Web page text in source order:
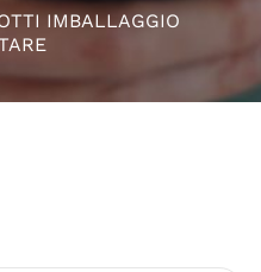
IMBALLAGGIO